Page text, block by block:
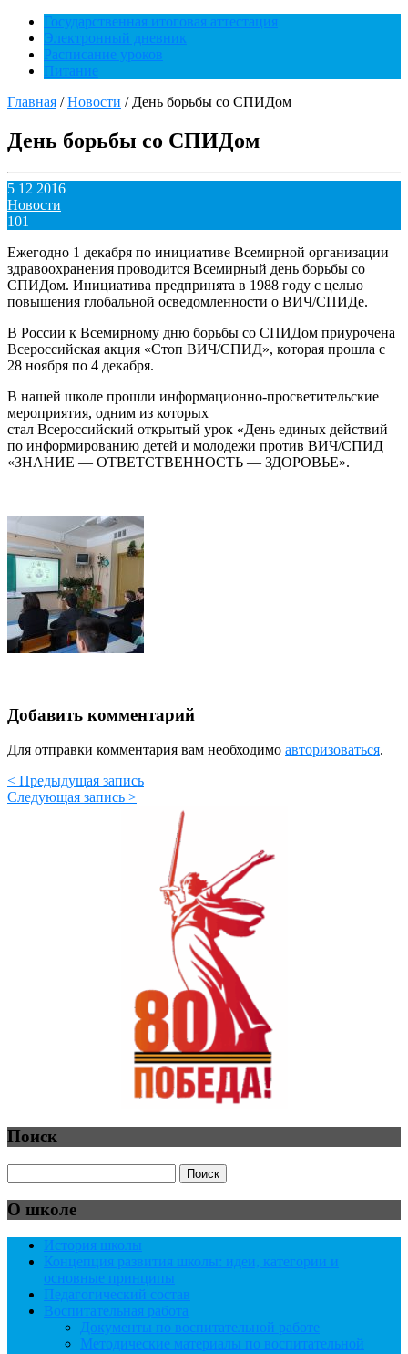
Государственная итоговая аттестация
Электронный дневник
Расписание уроков
Питание
Главная /Новости / День борьбы со СПИДом
День борьбы со СПИДом
5 12 2016
Новости
101
Ежегодно 1 декабря по инициативе Всемирной организации
здравоохранения проводится Всемирный день борьбы со
СПИДом. Инициатива предпринята в 1988 году с целью
повышения глобальной осведомленности о ВИЧ/СПИДе.
В России к Всемирному дню борьбы со СПИДом приурочена
Всероссийская акция «Стоп ВИЧ/СПИД», которая прошла с
28 ноября по 4 декабря.
В нашей школе прошли информационно-просветительские
мероприятия, одним из которых
стал Всероссийский открытый урок «День единых действий
по информированию детей и молодежи против ВИЧ/СПИД
«ЗНАНИЕ — ОТВЕТСТВЕННОСТЬ — ЗДОРОВЬЕ».
Добавить комментарий
Для отправки комментария вам необходимо авторизоваться.
< Предыдущая запись
Следующая запись >
Поиск
О школе
История школы
Концепция развития школы: идеи, категории и
основные принципы
Педагогический состав
Воспитательная работа
Документы по воспитательной работе
Методические материалы по воспитательной